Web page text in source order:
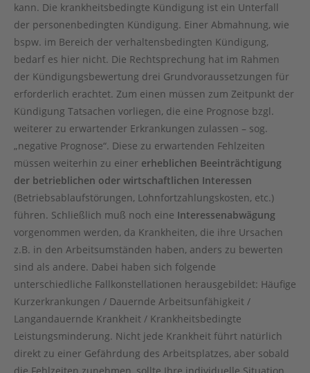
kann. Die krankheitsbedingte Kündigung ist ein Unterfall
der personenbedingten Kündigung. Einer Abmahnung, wie
bspw. im Bereich der verhaltensbedingten Kündigung,
bedarf es hier nicht. Die Rechtsprechung hat im Rahmen
der Kündigungsbewertung drei Grundvoraussetzungen für
erforderlich erachtet. Zum einen müssen zum Zeitpunkt der
Kündigung Tatsachen vorliegen, die eine Prognose bzgl.
weiterer zu erwartender Erkrankungen zulassen – sog.
„negative Prognose“. Diese zu erwartenden Fehlzeiten
müssen weiterhin zu einer erheblichen Beeinträchtigung
der betrieblichen oder wirtschaftlichen Interessen
(Betriebsablaufstörungen, Lohnfortzahlungskosten, etc.)
führen. Schließlich muß noch eine Interessenabwägung
vorgenommen werden, da Krankheiten, die ihre Ursachen
z.B. in den Arbeitsumständen haben, anders zu bewerten
sind als andere. Dabei haben sich folgende
unterschiedliche Fallkonstellationen herausgebildet: Häufige
Kurzerkrankungen / Dauernde Arbeitsunfähigkeit /
Langandauernde Krankheit / Krankheitsbedingte
Leistungsminderung. Nicht jede Krankheit führt natürlich
direkt zu einer Gefährdung des Arbeitsplatzes, aber sobald